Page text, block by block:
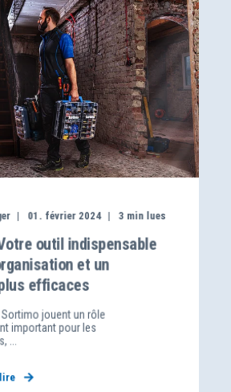
01. février 2024 3 min lues
outil indispensable
et un
efficaces
Sortimo jouent un rôle
important pour les
...